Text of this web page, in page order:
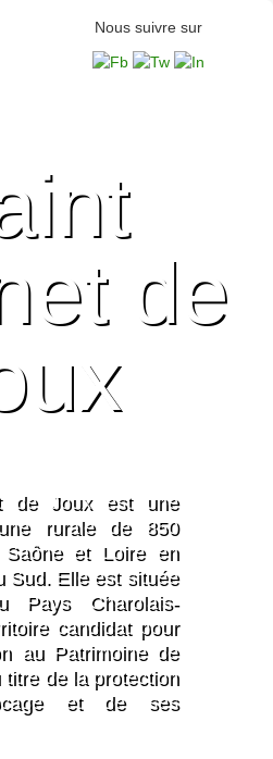
Nous suivre sur
de
de Joux est une
rurale de 850
Saône et Loire en
Sud. Elle est située
Charolais-
candidat pour
au Patrimoine de
titre de la protection
et de ses